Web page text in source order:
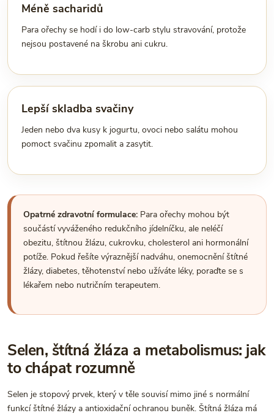
Méně sacharidů
Para ořechy se hodí i do low-carb stylu stravování, protože
nejsou postavené na škrobu ani cukru.
Lepší skladba svačiny
Jeden nebo dva kusy k jogurtu, ovoci nebo salátu mohou
pomoct svačinu zpomalit a zasytit.
Opatrné zdravotní formulace: Para ořechy mohou být
součástí vyváženého redukčního jídelníčku, ale neléčí
obezitu, štítnou žlázu, cukrovku, cholesterol ani hormonální
potíže. Pokud řešíte výraznější nadváhu, onemocnění štítné
žlázy, diabetes, těhotenství nebo užíváte léky, poraďte se s
lékařem nebo nutričním terapeutem.
Selen, štítná žláza a metabolismus: jak
to chápat rozumně
Selen je stopový prvek, který v těle souvisí mimo jiné s normální
funkcí štítné žlázy a antioxidační ochranou buněk. Štítná žláza má